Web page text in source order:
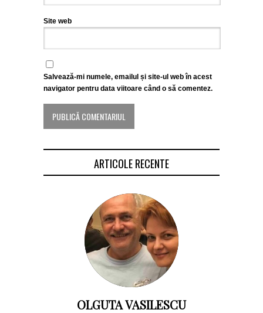
Site web
Salvează-mi numele, emailul și site-ul web în acest
navigator pentru data viitoare când o să comentez.
ARTICOLE RECENTE
OLGUTA VASILESCU